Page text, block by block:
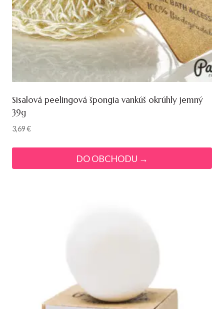
Sisalová peelingová špongia vankúš okrúhly jemný
39g
3,69€
DO OBCHODU →